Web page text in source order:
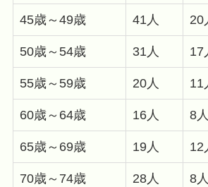
45歳～49歳 41人 20
50歳～54歳 31人 17
55歳～59歳 20人 11
60歳～64歳 16人 8人
65歳～69歳 19人 12
70歳～74歳 28人 8人